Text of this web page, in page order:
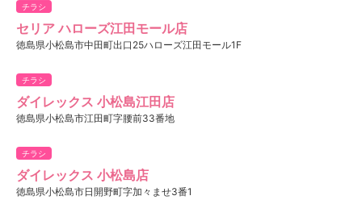
チラシ
セリア ハローズ江田モール店
徳島県小松島市中田町出口25ハローズ江田モール1F
チラシ
ダイレックス 小松島江田店
徳島県小松島市江田町字腰前33番地
チラシ
ダイレックス 小松島店
徳島県小松島市日開野町字加々ませ3番1